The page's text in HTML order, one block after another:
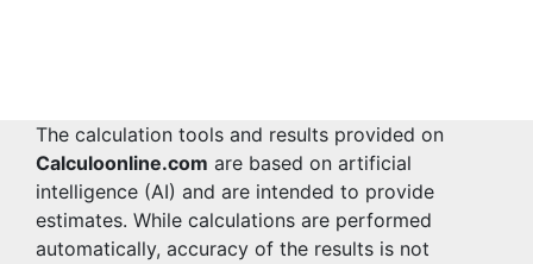
The calculation tools and results provided on
Calculoonline.com are based on artificial
intelligence (AI) and are intended to provide
estimates. While calculations are performed
automatically, accuracy of the results is not